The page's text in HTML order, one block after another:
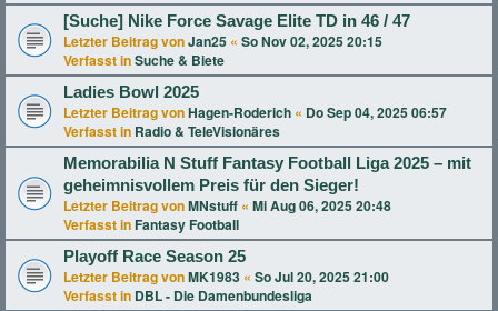
[Suche] Nike Force Savage Elite TD in 46 / 47
Letzter Beitrag vonJan25 « So Nov 02, 2025 20:15
Verfasst inSuche & Biete
Ladies Bowl 2025
Letzter Beitrag vonHagen-Roderich « Do Sep 04, 2025 06:57
Verfasst in Radio & TeleVisionäres
Memorabilia N Stuff Fantasy Football Liga 2025 – mit
geheimnisvollem Preis für den Sieger!
Letzter Beitrag vonMNstuff « Mi Aug 06, 2025 20:48
Verfasst in Fantasy Football
Playoff Race Season 25
Letzter Beitrag vonMK1983 « So Jul 20, 2025 21:00
Verfasst in DBL - Die Damenbundesliga